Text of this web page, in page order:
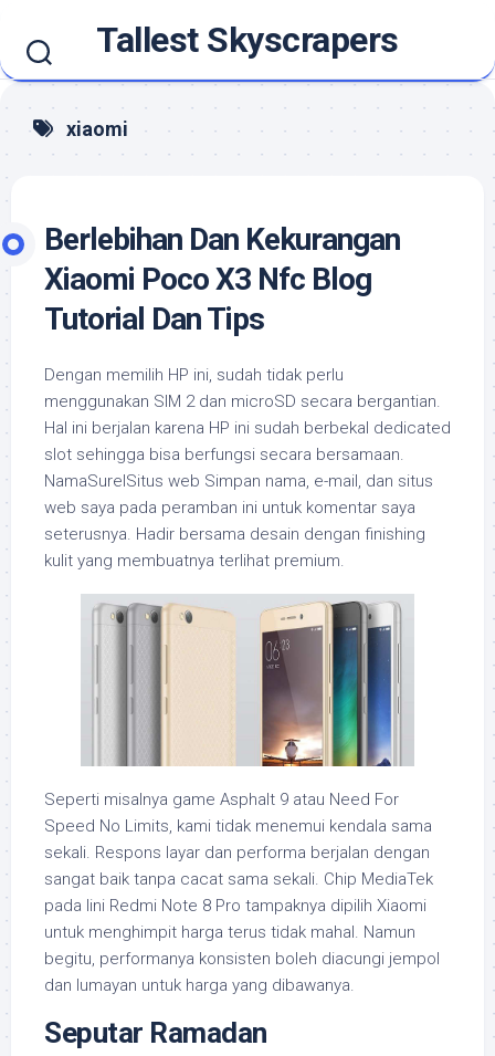
content
Tallest Skyscrapers
xiaomi
Berlebihan Dan Kekurangan
Xiaomi Poco X3 Nfc Blog
Tutorial Dan Tips
Dengan memilih HP ini, sudah tidak perlu
menggunakan SIM 2 dan microSD secara bergantian.
Hal ini berjalan karena HP ini sudah berbekal dedicated
slot sehingga bisa berfungsi secara bersamaan.
NamaSurelSitus web Simpan nama, e-mail, dan situs
web saya pada peramban ini untuk komentar saya
seterusnya. Hadir bersama desain dengan finishing
kulit yang membuatnya terlihat premium.
Seperti misalnya game Asphalt 9 atau Need For
Speed No Limits, kami tidak menemui kendala sama
sekali. Respons layar dan performa berjalan dengan
sangat baik tanpa cacat sama sekali. Chip MediaTek
pada lini Redmi Note 8 Pro tampaknya dipilih Xiaomi
untuk menghimpit harga terus tidak mahal. Namun
begitu, performanya konsisten boleh diacungi jempol
dan lumayan untuk harga yang dibawanya.
Seputar Ramadan